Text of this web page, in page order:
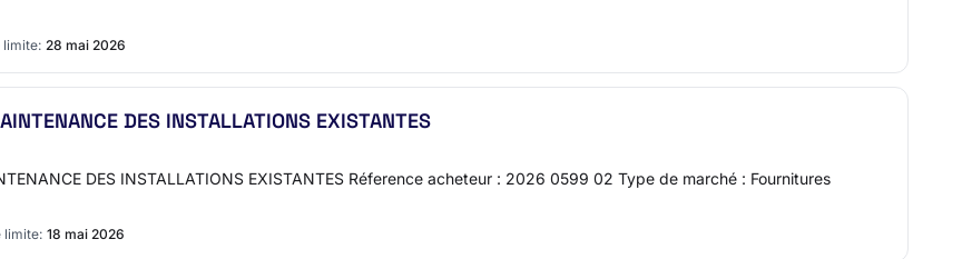
limite: 28 mai 2026
DES INSTALLATIONS EXISTANTES
DES INSTALLATIONS EXISTANTES Réference acheteur : 2026 0599 02 Type de marché : Fournitures
limite: 18 mai 2026